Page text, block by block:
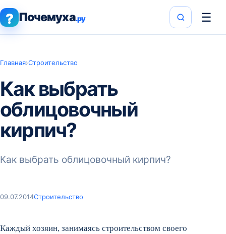
? Почемуха.ру ☰
Главная›Строительство
Как выбрать
облицовочный
кирпич?
Как выбрать облицовочный кирпич?
09.07.2014Строительство
Каждый хозяин, занимаясь строительством своего